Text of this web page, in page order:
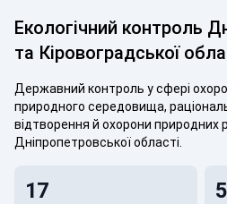
Екологічний контроль
та Кіровоградської
Державний контроль у сфері
природного середовища,
відтворення й охорони природних
Дніпропетровської області.
17